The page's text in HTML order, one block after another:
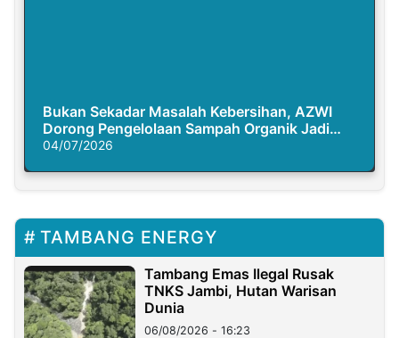
Bukan Sekadar Masalah Kebersihan, AZWI
Dorong Pengelolaan Sampah Organik Jadi
Solusi Krisis Iklim
04/07/2026
TAMBANG ENERGY
Tambang Emas Ilegal Rusak
TNKS Jambi, Hutan Warisan
Dunia
06/08/2026 - 16:23